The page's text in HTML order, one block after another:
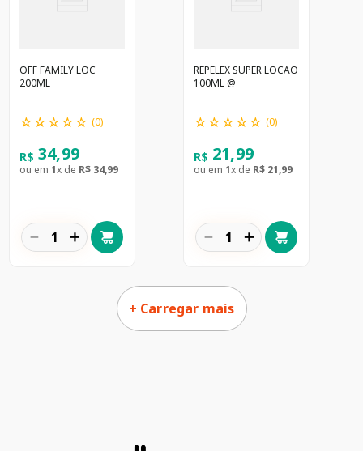
OFF FAMILY LOC
200ML
☆☆☆☆☆ (0)
R$ 34,99
ou em 1x de R$ 34,99
＋
－
REPELEX SUPER LOCAO
100ML @
☆☆☆☆☆ (0)
R$ 21,99
ou em 1x de R$ 21,99
＋
－